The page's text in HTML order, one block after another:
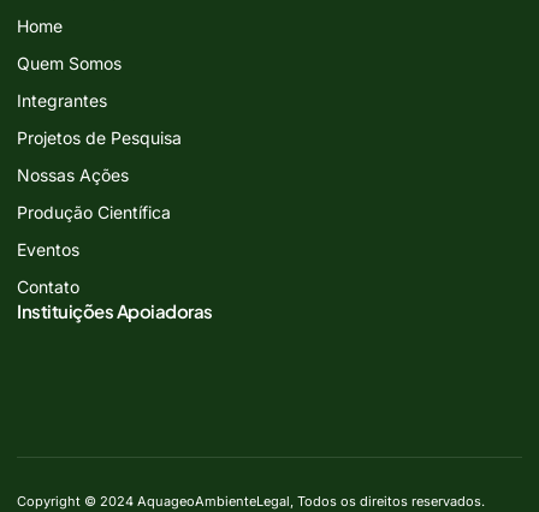
Home
Quem Somos
Integrantes
Projetos de Pesquisa
Nossas Ações
Produção Científica
Eventos
Contato
Instituições Apoiadoras
Copyright © 2024 AquageoAmbienteLegal, Todos os direitos reservados.